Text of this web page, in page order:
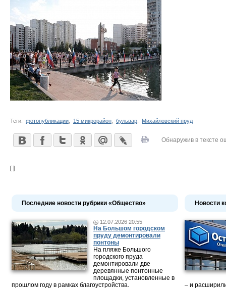
Теги: фотопубликации 15 микрорайон бульвар Михайловский пруд
Обнаружив в тексте
[ ]
Последние новости рубрики «Общество»
12.07.2026 20:55
На Большом городском
пруду демонтировали
понтоны
На пляже Большого
городского пруда
демонтировали две
деревянные понтонные
площадки, установленные в
прошлом году в рамках благоустройства.
Новости
– и